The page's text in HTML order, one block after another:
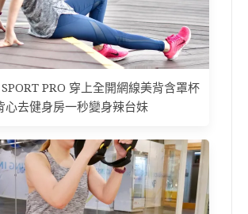
PRO 穿上全開網線美背含罩杯
心去健身房一秒變身辣台妹